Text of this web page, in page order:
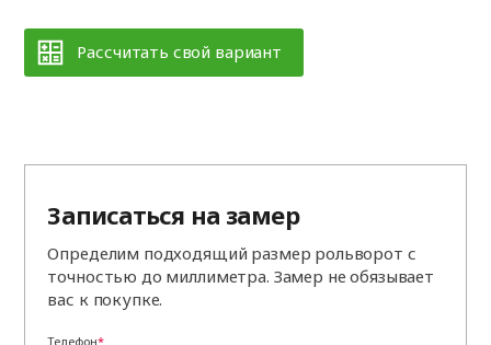
Рассчитать свой вариант
Записаться на замер
Определим подходящий размер рольворот с
точностью до миллиметра. Замер не обязывает
вас к покупке.
Телефон